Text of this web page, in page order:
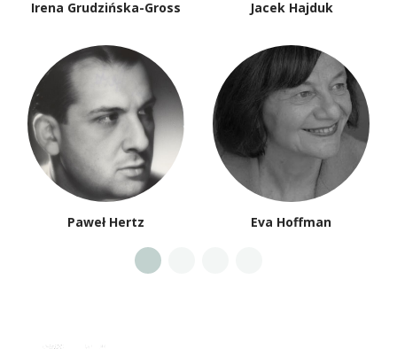
Irena Grudzińska-Gross Jacek Hajduk
Paweł Hertz Eva Hoffman